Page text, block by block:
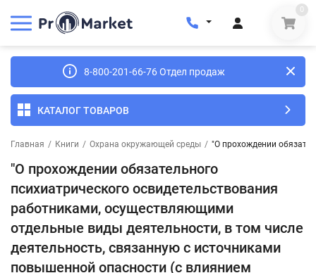
0
8-800-201-66-76 Отдел продаж
КАТАЛОГ ТОВАРОВ
Главная / Книги / Охрана окружающей среды / "О прохождении
"О прохождении обязательного
психиатрического освидетельствования
работниками, осуществляющими
отдельные виды деятельности, в том числе
деятельность, связанную с источниками
повышенной опасности (с влиянием